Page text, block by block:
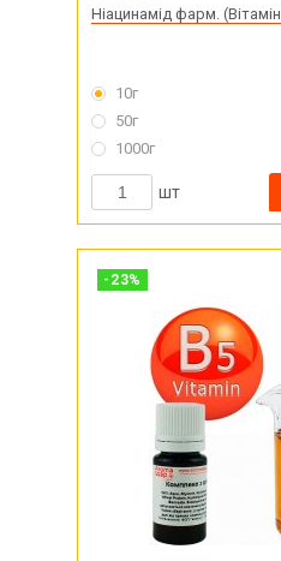
Ніацинамід фарм.
10г
50г
1000г
шт
- 23%